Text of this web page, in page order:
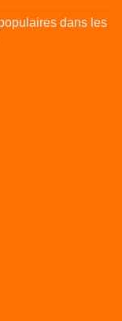
dans les